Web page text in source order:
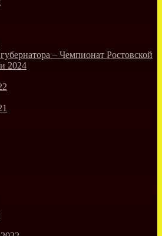
– Чемпионат Ростовской
2024